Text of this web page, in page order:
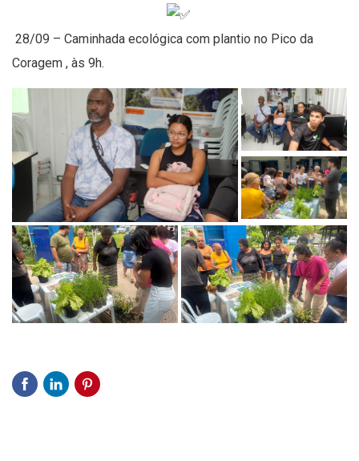
28/09 – Caminhada ecológica com plantio no Pico da
Coragem , às 9h.